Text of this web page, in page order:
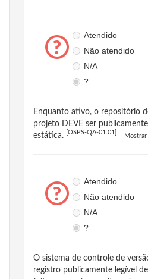
Atendido
Não atendido
N/A
?
Enquanto ativo, o repositório
projeto DEVE ser
estática.
[OSPS-QA-01.01]
Atendido
Não atendido
N/A
?
O sistema de controle de
registro publicamente legível